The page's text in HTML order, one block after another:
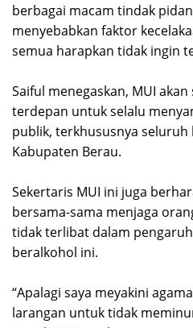
berbagai macam tindak
menyebabkan faktor
semua harapkan tidak ingin
Saiful menegaskan, MUI
terdepan untuk selalu
publik, terkhususnya seluruh
Kabupaten Berau.
Sekertaris MUI ini juga
bersama-sama menjaga
tidak terlibat dalam
beralkohol ini.
“Apalagi saya meyakini
larangan untuk tidak